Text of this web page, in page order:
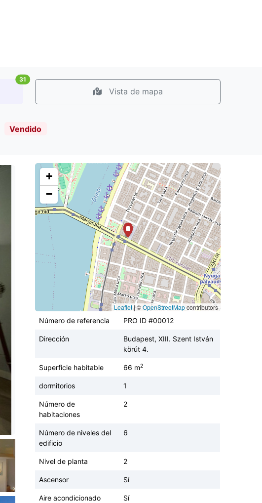
31
Vista de mapa
Vendido
+
−
Leaflet|©OpenStreetMapcontributors
Número de referencia
PRO ID #00012
Dirección
Budapest, XIII. Szent István
körút 4.
Superficie habitable 66 m2
dormitorios 1
Número de
habitaciones
2
Número de niveles del
edificio
6
Nivel de planta 2
Ascensor Sí
Aire acondicionado Sí